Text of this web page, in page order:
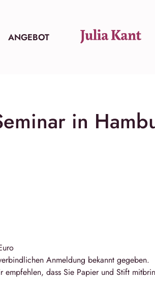
ANGEBOT
in
Anmeldung bekannt gegeben.
dass Sie Papier und Stift